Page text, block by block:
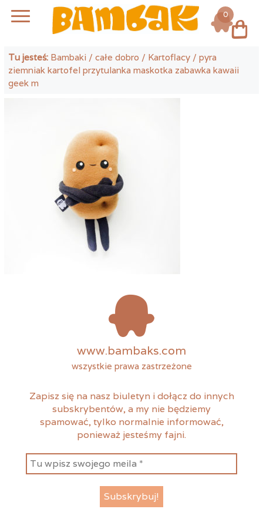
Tu jesteś: Bambaki /całe dobro / Kartoflacy / pyra
ziemniak kartofel przytulanka maskotka zabawka kawaii
geek m
www.bambaks.com
wszystkie prawa zastrzeżone
Zapisz się na nasz biuletyn i dołącz do innych
subskrybentów, a my nie będziemy
spamować, tylko normalnie informować,
ponieważ jesteśmy fajni.
Log in
0